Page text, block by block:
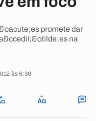
promete dar
na
às 6:30